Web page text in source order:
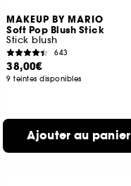
MAKEUP BY MARIO
Soft Pop Blush Stick
Stick blush
643
38,00€
9 teintes disponibles
Ajouter au panier